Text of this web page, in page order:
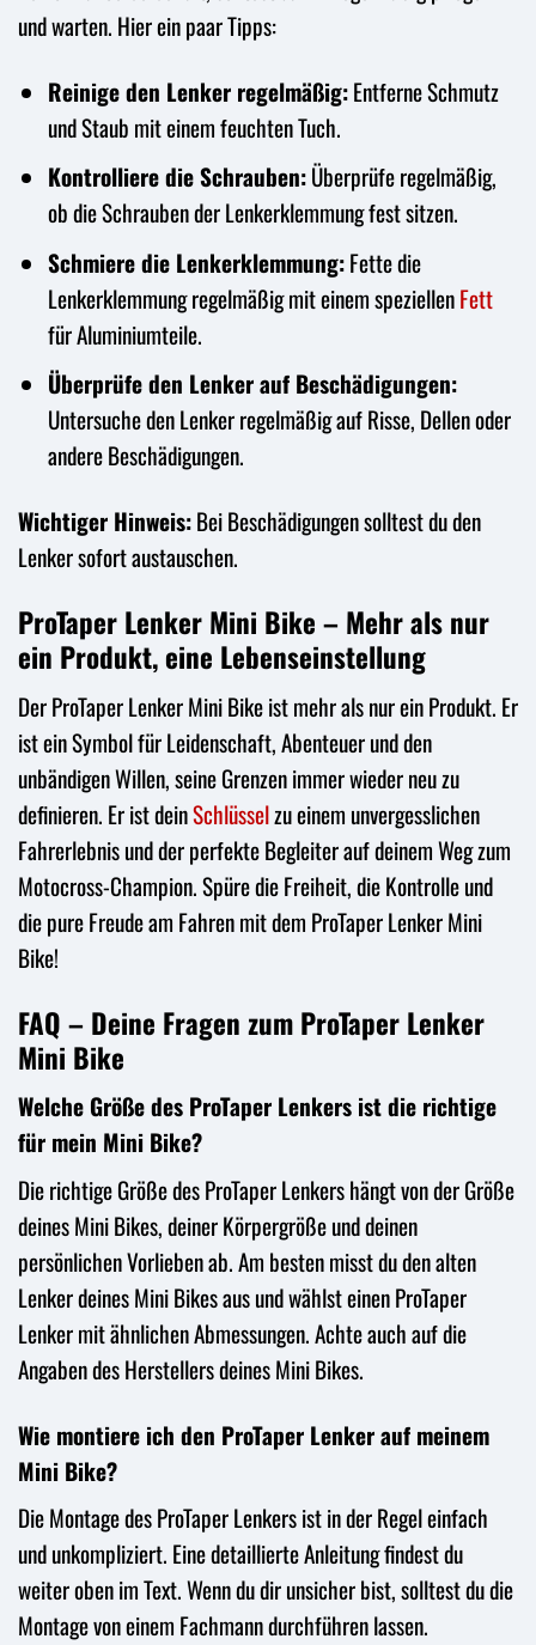
und warten. Hier ein paar Tipps:
Reinige den Lenker regelmäßig:Entferne Schmutz
und Staub mit einem feuchten Tuch.
Kontrolliere die Schrauben:Überprüfe regelmäßig,
ob die Schrauben der Lenkerklemmung fest sitzen.
Schmiere die Lenkerklemmung:Fette die
Lenkerklemmung regelmäßig mit einem speziellenFett
für Aluminiumteile.
Überprüfe den Lenker auf Beschädigungen:
Untersuche den Lenker regelmäßig auf Risse, Dellen oder
andere Beschädigungen.
Wichtiger Hinweis:Bei Beschädigungen solltest du den
Lenker sofort austauschen.
ProTaper Lenker Mini Bike – Mehr als nur
ein Produkt, eine Lebenseinstellung
Der ProTaper Lenker Mini Bike ist mehr als nur ein Produkt. Er
ist ein Symbol für Leidenschaft, Abenteuer und den
unbändigen Willen, seine Grenzen immer wieder neu zu
definieren. Er ist deinSchlüsselzu einem unvergesslichen
Fahrerlebnis und der perfekte Begleiter auf deinem Weg zum
Motocross-Champion. Spüre die Freiheit, die Kontrolle und
die pure Freude am Fahren mit dem ProTaper Lenker Mini
Bike!
FAQ – Deine Fragen zum ProTaper Lenker
Mini Bike
Welche Größe des ProTaper Lenkers ist die richtige
für mein Mini Bike?
Die richtige Größe des ProTaper Lenkers hängt von der Größe
deines Mini Bikes, deiner Körpergröße und deinen
persönlichen Vorlieben ab. Am besten misst du den alten
Lenker deines Mini Bikes aus und wählst einen ProTaper
Lenker mit ähnlichen Abmessungen. Achte auch auf die
Angaben des Herstellers deines Mini Bikes.
Wie montiere ich den ProTaper Lenker auf meinem
Mini Bike?
Die Montage des ProTaper Lenkers ist in der Regel einfach
und unkompliziert. Eine detaillierte Anleitung findest du
weiter oben im Text. Wenn du dir unsicher bist, solltest du die
Montage von einem Fachmann durchführen lassen.